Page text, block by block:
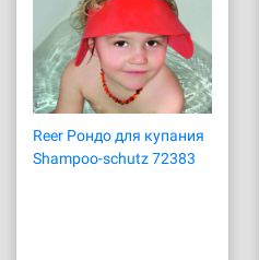
Reer Рондо для купания
Shampoo-schutz 72383